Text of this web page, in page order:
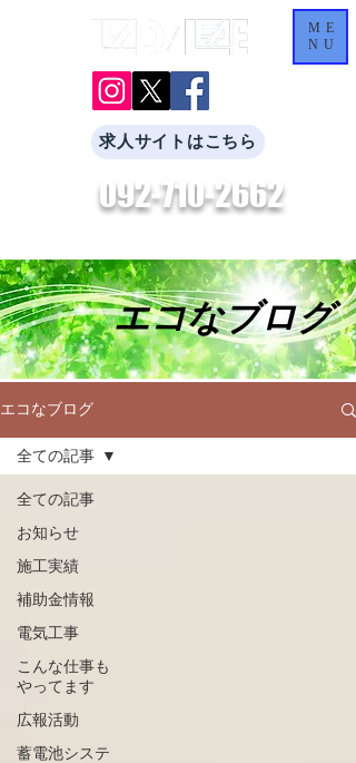
092-710-2662
ME
NU
求人サイトはこちら
エコなブログ
エコなブログ
全ての記事
お知らせ
施工実績
補助金情報
電気工事
こんな仕事も
やってます
広報活動
蓄電池システ
全ての記事